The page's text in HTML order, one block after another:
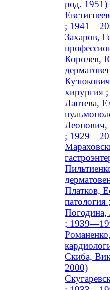
род. 1951)
;
Захаров,
Королев,
хирургия
Лаптева,
Леонович,
;
Платков,
Погодина,
;
Скиба,
2000)